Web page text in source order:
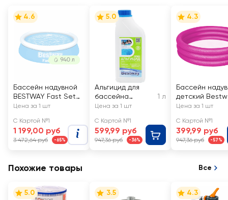
4.6
Бассейн надувной
BESTWAY Fast Set
940л 183x183x51см,
Цена за 1 шт
С Картой №1
1 199,00 руб
3 472,64 руб -65%
5.0
Альгицид для
бассейна
BESTWAY
Непенящийся,
против
водорослей, Арт.
1 л
Цена за 1 шт
С Картой №1
599,99 руб
947,36 руб -36%
4.3
Бассейн
детский
140л бортик с
Цена за 1 шт
С Картой №1
399,99 руб
947,36 руб -57%
Похожие товары Все
5.0 3.5 4.3